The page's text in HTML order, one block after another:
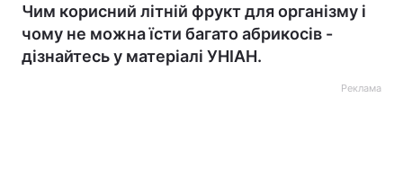
Чим корисний літній фрукт для організму і
чому не можна їсти багато абрикосів -
дізнайтесь у матеріалі УНІАН.
Реклама